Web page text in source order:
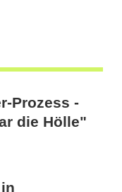
Prozess -
die Hölle"